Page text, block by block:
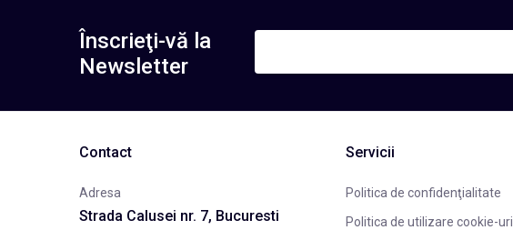
Înscrieţi-vă la
Newsletter
Contact
Adresa
Strada Calusei nr. 7, Bucuresti
Servicii
Politica de confidenţialitate
Politica de utilizare cookie-uri